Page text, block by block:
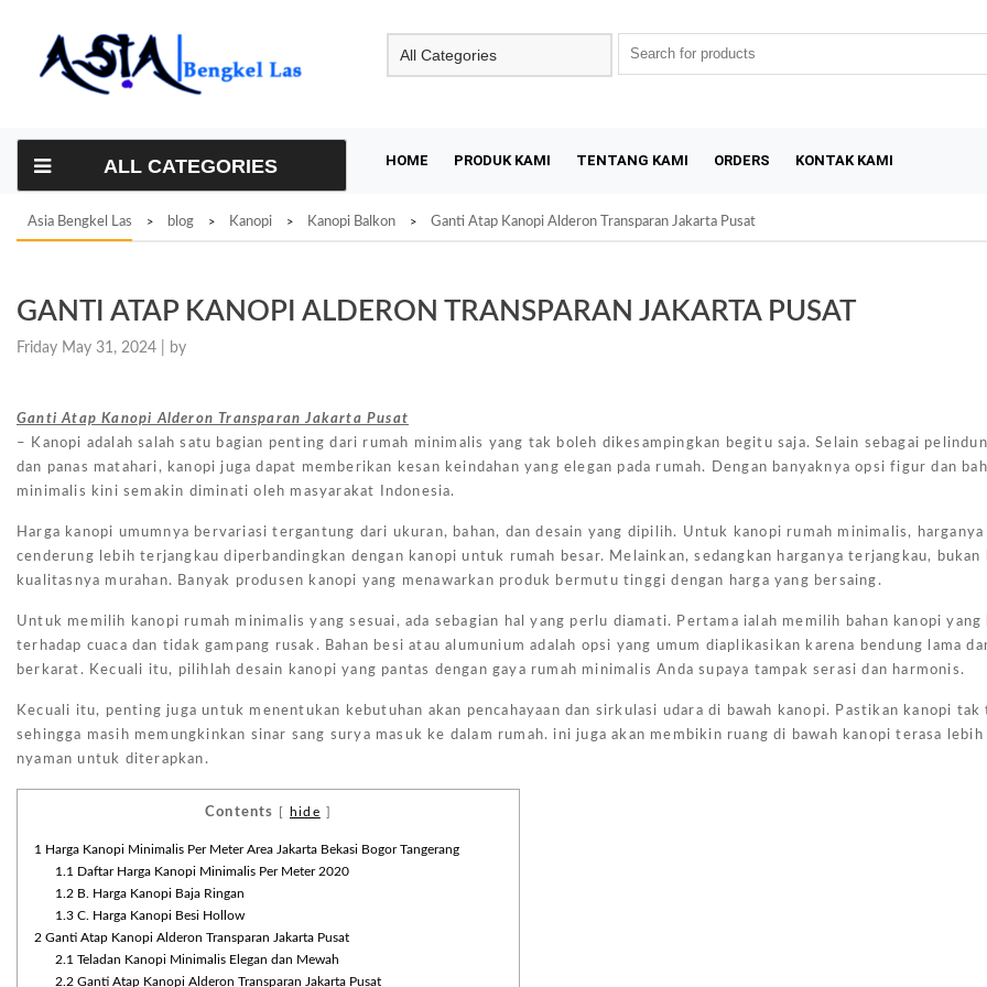
content
ALL CATEGORIES HOME PRODUK KAMI TENTANG KAMI ORDERS KONTAK KAMI
Asia Bengkel Las > blog > Kanopi > Kanopi Balkon > Ganti Atap Kanopi Alderon Transparan Jakarta Pusat
GANTI ATAP KANOPI ALDERON TRANSPARAN JAKARTA PUSAT
Friday May 31, 2024 | by
Ganti Atap Kanopi Alderon Transparan Jakarta Pusat
– Kanopi adalah salah satu bagian penting dari rumah minimalis yang tak boleh dikesampingkan begitu saja. Selain sebagai
dan panas matahari, kanopi juga dapat memberikan kesan keindahan yang elegan pada rumah. Dengan banyaknya opsi figur dan
minimalis kini semakin diminati oleh masyarakat Indonesia.
Harga kanopi umumnya bervariasi tergantung dari ukuran, bahan, dan desain yang dipilih. Untuk kanopi rumah minimalis, harganya
cenderung lebih terjangkau diperbandingkan dengan kanopi untuk rumah besar. Melainkan, sedangkan harganya terjangkau, bukan
kualitasnya murahan. Banyak produsen kanopi yang menawarkan produk bermutu tinggi dengan harga yang bersaing.
Untuk memilih kanopi rumah minimalis yang sesuai, ada sebagian hal yang perlu diamati. Pertama ialah memilih bahan kanopi yang
terhadap cuaca dan tidak gampang rusak. Bahan besi atau alumunium adalah opsi yang umum diaplikasikan karena bendung lama
berkarat. Kecuali itu, pilihlah desain kanopi yang pantas dengan gaya rumah minimalis Anda supaya tampak serasi dan harmonis.
Kecuali itu, penting juga untuk menentukan kebutuhan akan pencahayaan dan sirkulasi udara di bawah kanopi. Pastikan kanopi
sehingga masih memungkinkan sinar sang surya masuk ke dalam rumah. ini juga akan membikin ruang di bawah kanopi terasa lebih
nyaman untuk diterapkan.
Contents hide
1
Harga Kanopi Minimalis Per Meter Area Jakarta Bekasi Bogor Tangerang
1.1
Daftar Harga Kanopi Minimalis Per Meter 2020
1.2 B. Harga Kanopi Baja Ringan
1.3C. Harga Kanopi Besi Hollow
2 Ganti Atap Kanopi Alderon Transparan Jakarta Pusat
2.1 Teladan Kanopi Minimalis Elegan dan Mewah
2.2 Ganti Atap Kanopi Alderon Transparan Jakarta Pusat
Harga Pasang Plafon Kamar Tidur Minimalis Harga Daun Jendela Aluminium Alexindo Harga Pintu Aluminium Double